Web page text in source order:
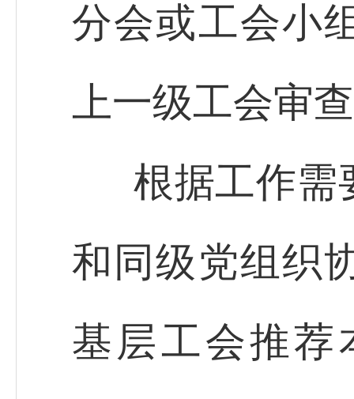
分会或工会小
上一级工会审
根据工作需
和同级党组织
基层工会推荐